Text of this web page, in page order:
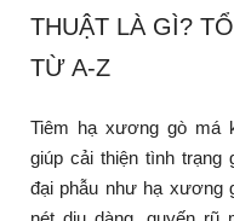
THUẬT LÀ GÌ?
TỪ A-Z
Tiêm hạ xương gò má
giúp cải thiện tình trạng
đại phẫu như hạ xương